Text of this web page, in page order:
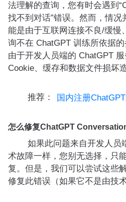
法理解的查询，您有时会遇到
找不到对话”错误。然而，情
能是由于互联网连接不良/缓慢
询不在 ChatGPT 训练所依据
由于开发人员端的 ChatGPT
Cookie、缓存和数据文件损坏
推荐： 国内注册
怎么修复ChatGPT
如果此问题来自开发人员
术故障一样，您别无选择，只
复。但是，我们可以尝试这些
修复此错误（如果它不是由技